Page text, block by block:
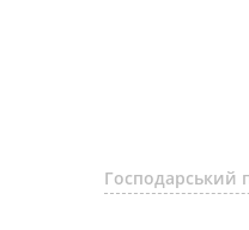
Господарський